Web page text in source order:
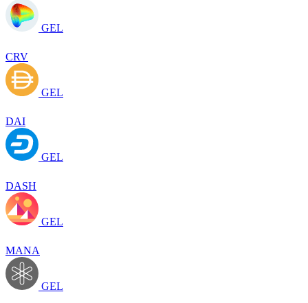
GEL
CRV
GEL
DAI
GEL
DASH
GEL
MANA
GEL